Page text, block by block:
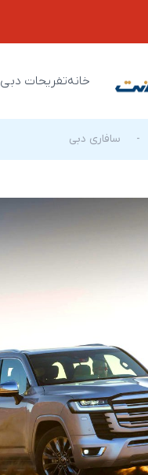
خانهتفریحات دبی
- سافاری دبی